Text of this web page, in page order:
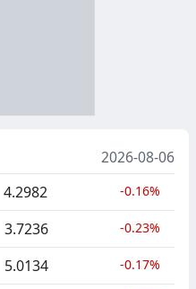
2026-08-06
4.2982 -0.16%
3.7236 -0.23%
5.0134 -0.17%